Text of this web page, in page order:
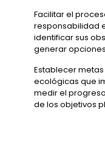
Facilitar el
responsabilidad
identificar sus
generar
Establecer
ecológicas que
medir el
de los objetivos